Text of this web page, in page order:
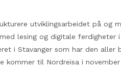
utviklingsarbeidet på og
lesing og digitale ferdigheter
i Stavanger som har den aller
kommer til Nordreisa i